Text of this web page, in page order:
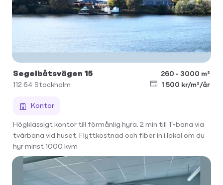
Segelbåtsvägen 15
260 - 3000 m²
112 64 Stockholm 1 500 kr/m²/år
Kontor
Högklassigt kontor till förmånlig hyra. 2 min till T-bana via
tvärbana vid huset. Flyttkostnad och fiber in i lokal om du
hyr minst 1000 kvm